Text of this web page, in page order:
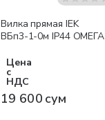
Вилка прямая IEK
ВБп3-1-0м IP44 ОМЕГА
Цена
с
НДС
19 600 сум